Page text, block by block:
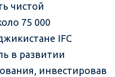
чистой
75 000
IFC
в развитии
инвестировав